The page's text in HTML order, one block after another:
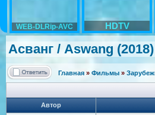
WEB-DLRip-AVC HDTV
Асванг / Aswang
Главная » Фильмы »
Автор